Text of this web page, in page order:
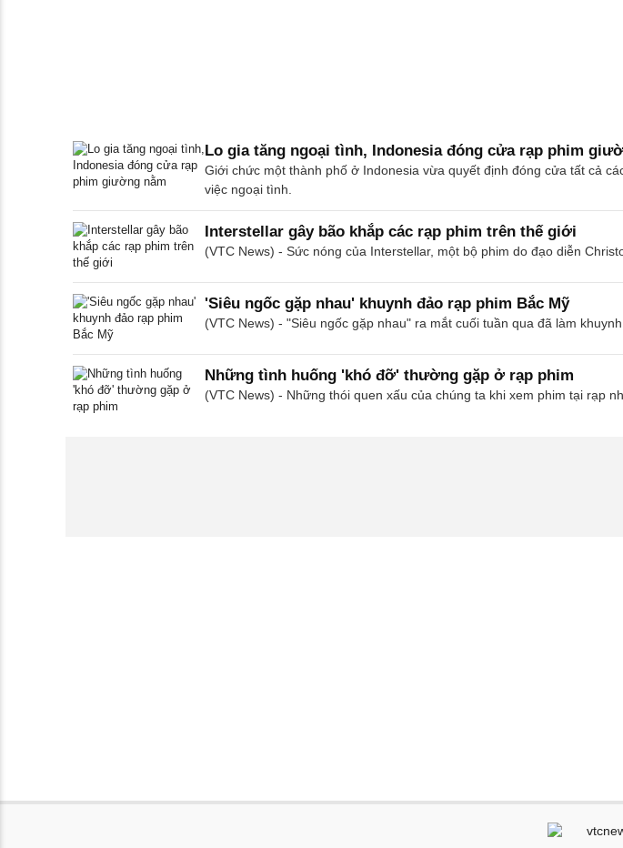
Lo gia tăng ngoại tình, Indonesia đóng cửa rạp phim
Giới chức một thành phố ở Indonesia vừa quyết định đóng cửa tất cả
việc ngoại tình.
Interstellar gây bão khắp các rạp phim trên thế giới
(VTC News) - Sức nóng của Interstellar, một bộ phim do đạo diễn
'Siêu ngốc gặp nhau' khuynh đảo rạp phim Bắc Mỹ
(VTC News) - "Siêu ngốc gặp nhau" ra mắt cuối tuần qua đã làm
Những tình huống 'khó đỡ' thường gặp ở rạp phim
(VTC News) - Những thói quen xấu của chúng ta khi xem phim tại rạp